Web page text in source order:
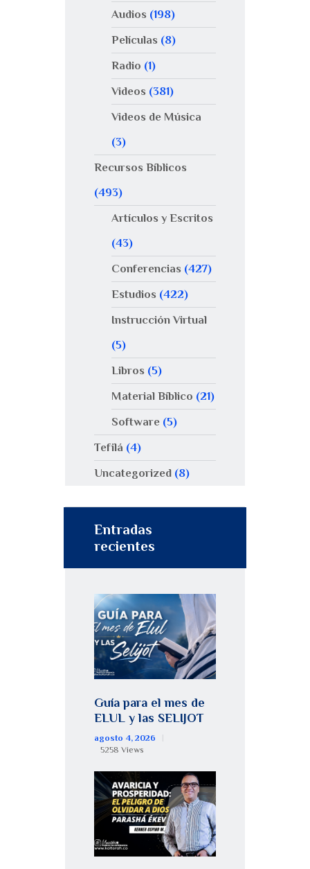
Audios (198)
Películas (8)
Radio (1)
Videos (381)
Videos de Música
(3)
Recursos Bíblicos
(493)
Artículos y Escritos
(43)
Conferencias (427)
Estudios (422)
Instrucción Virtual
(5)
Libros (5)
Material Bíblico (21)
Software(5)
Tefilá (4)
Uncategorized (8)
Entradas
recientes
Guía para el mes de
ELUL y las SELIJOT
agosto 4, 2026
5258 Views